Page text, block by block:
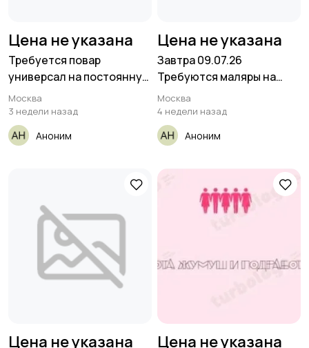
Цена не указана
Требуется повар
универсал на постоянную
работу
Москва
3 недели назад
Аноним
Цена не указана
Завтра 09.07.26
Требуются маляры на
восстановление
Москва
4 недели назад
Аноним
Цена не указана Цена не указана